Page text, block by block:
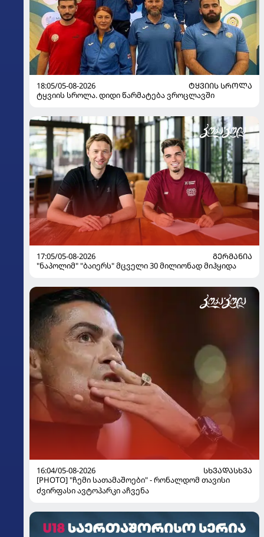
18:05/05-08-2026
ᲢᲧᲕᲘᲘᲡ ᲡᲠᲝᲚᲐ
ტყვიის სროლა. დიდი წარმატება ვროცლავში
17:05/05-08-2026
ᲒᲔᲠᲛᲐᲜᲘᲐ
"ნაპოლიმ" "ბაიერს" მცველი 30 მილიონად მიჰყიდა
16:04/05-08-2026
ᲡᲮᲕᲐᲓᲐᲡᲮᲕᲐ
[PHOTO] "ჩემი სათამაშოები" - რონალდომ თავისი
ძვირფასი ავტოპარკი აჩვენა